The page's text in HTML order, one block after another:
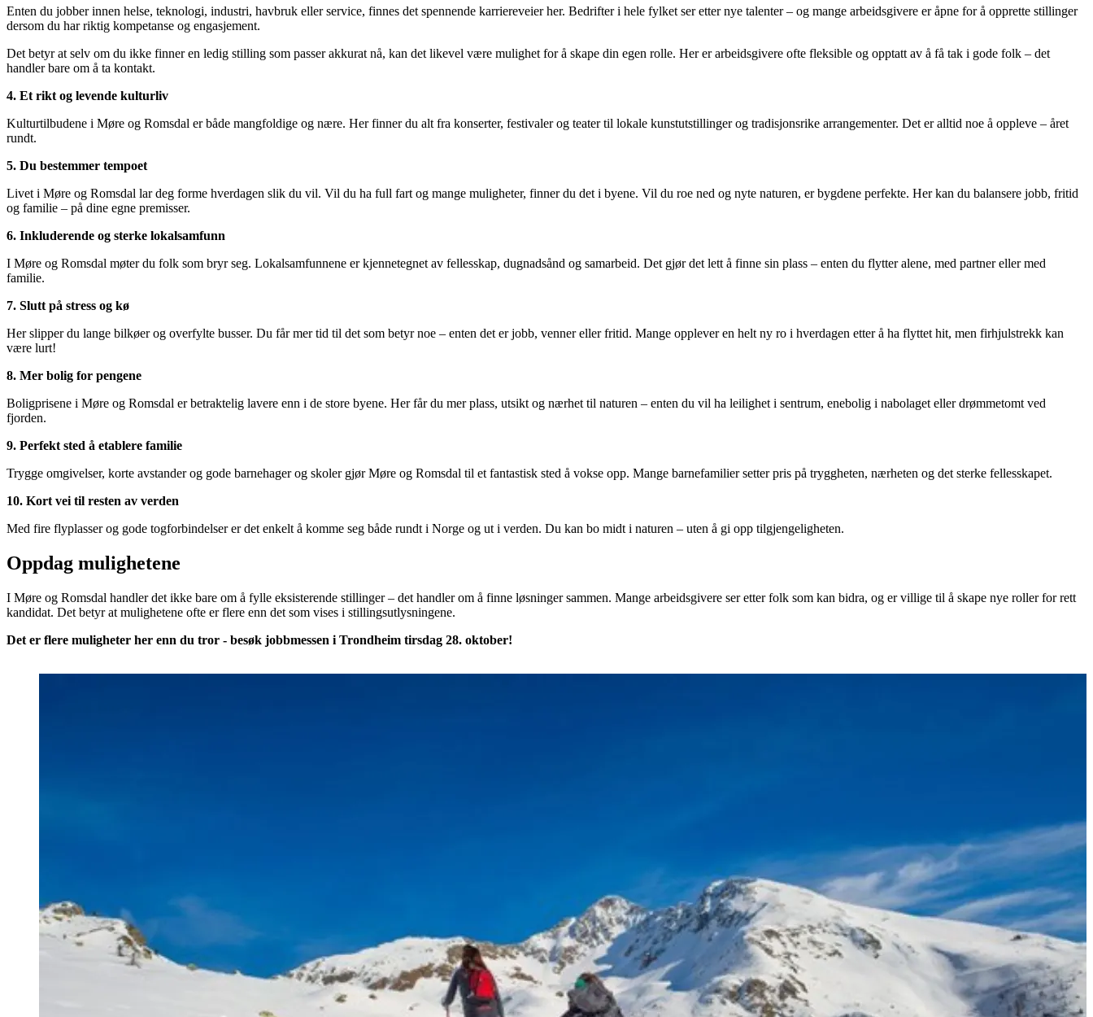
Enten du jobber innen helse, teknologi, industri, havbruk eller service, finnes det spennende karriereveier her. Bedrifter i hele fylket ser etter nye talenter – og mange arbeidsgivere er åpne for å opprette stillinger
dersom du har riktig kompetanse og engasjement.
Det betyr at selv om du ikke finner en ledig stilling som passer akkurat nå, kan det likevel være mulighet for å skape din egen rolle. Her er arbeidsgivere ofte fleksible og opptatt av å få tak i gode folk – det
handler bare om å ta kontakt.
4. Et rikt og levende kulturliv
Kulturtilbudene i Møre og Romsdal er både mangfoldige og nære. Her finner du alt fra konserter, festivaler og teater til lokale kunstutstillinger og tradisjonsrike arrangementer. Det er alltid noe å oppleve – året
rundt.
5. Du bestemmer tempoet
Livet i Møre og Romsdal lar deg forme hverdagen slik du vil. Vil du ha full fart og mange muligheter, finner du det i byene. Vil du roe ned og nyte naturen, er bygdene perfekte. Her kan du balansere jobb, fritid
og familie – på dine egne premisser.
6. Inkluderende og sterke lokalsamfunn
I Møre og Romsdal møter du folk som bryr seg. Lokalsamfunnene er kjennetegnet av fellesskap, dugnadsånd og samarbeid. Det gjør det lett å finne sin plass – enten du flytter alene, med partner eller med
familie.
7. Slutt på stress og kø
Her slipper du lange bilkøer og overfylte busser. Du får mer tid til det som betyr noe – enten det er jobb, venner eller fritid. Mange opplever en helt ny ro i hverdagen etter å ha flyttet hit, men firhjulstrekk kan
være lurt!
8. Mer bolig for pengene
Boligprisene i Møre og Romsdal er betraktelig lavere enn i de store byene. Her får du mer plass, utsikt og nærhet til naturen – enten du vil ha leilighet i sentrum, enebolig i nabolaget eller drømmetomt ved
fjorden.
9. Perfekt sted å etablere familie
Trygge omgivelser, korte avstander og gode barnehager og skoler gjør Møre og Romsdal til et fantastisk sted å vokse opp. Mange barnefamilier setter pris på tryggheten, nærheten og det sterke fellesskapet.
10. Kort vei til resten av verden
Med fire flyplasser og gode togforbindelser er det enkelt å komme seg både rundt i Norge og ut i verden. Du kan bo midt i naturen – uten å gi opp tilgjengeligheten.
Oppdag mulighetene
I Møre og Romsdal handler det ikke bare om å fylle eksisterende stillinger – det handler om å finne løsninger sammen. Mange arbeidsgivere ser etter folk som kan bidra, og er villige til å skape nye roller for rett
kandidat. Det betyr at mulighetene ofte er flere enn det som vises i stillingsutlysningene.
Det er flere muligheter her enn du tror - besøk jobbmessen i Trondheim tirsdag 28. oktober!